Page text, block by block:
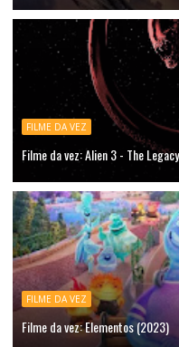
FILME DA VEZ
Filme da vez: Alien 3 - The
FILME DA VEZ
Filme da vez: Elementos (2023)